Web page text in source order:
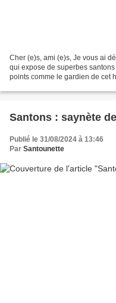
Cher (e)s, ami (e)s, Je vous ai
qui expose de superbes
points comme le gardien de cet
Santons : saynète
Publié le 31/08/2024 à 13:46
Par Santounette